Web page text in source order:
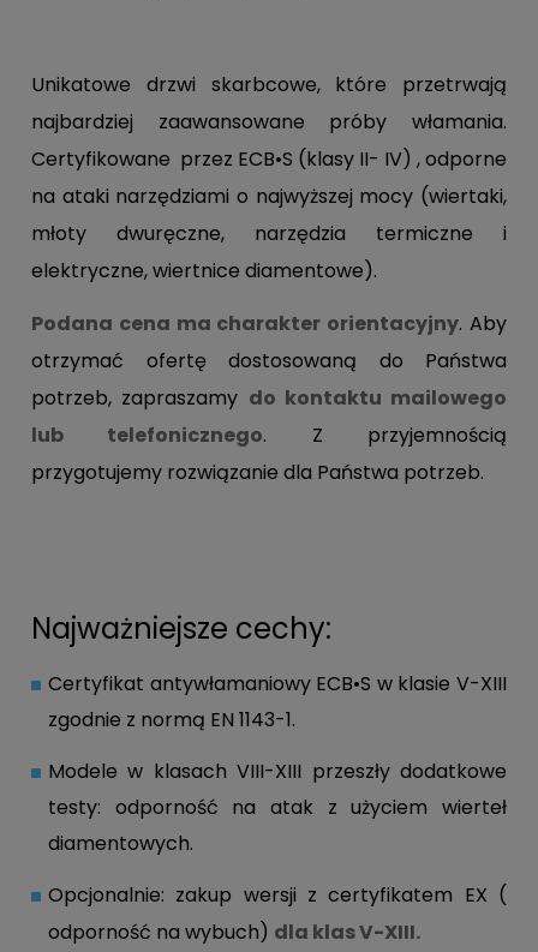
Unikatowe drzwi skarbcowe, które przetrwają
najbardziej zaawansowane próby włamania.
Certyfikowane przez ECB•S (klasy II- IV) , odporne
na ataki narzędziami o najwyższej mocy (wiertaki,
młoty dwuręczne, narzędzia termiczne i
elektryczne, wiertnice diamentowe).
Podana cena ma charakter orientacyjny. Aby
otrzymać ofertę dostosowaną do Państwa
potrzeb, zapraszamy do kontaktu mailowego
lub telefonicznego. Z przyjemnością
przygotujemy rozwiązanie dla Państwa potrzeb.
Najważniejsze cechy:
Certyfikat antywłamaniowy ECB•S w klasie V-XIII
zgodnie z normą EN 1143-1.
Modele w klasach VIII-XIII przeszły dodatkowe
testy: odporność na atak z użyciem wierteł
diamentowych.
Opcjonalnie: zakup wersji z certyfikatem EX (
odporność na wybuch) dla klas V-XIII.